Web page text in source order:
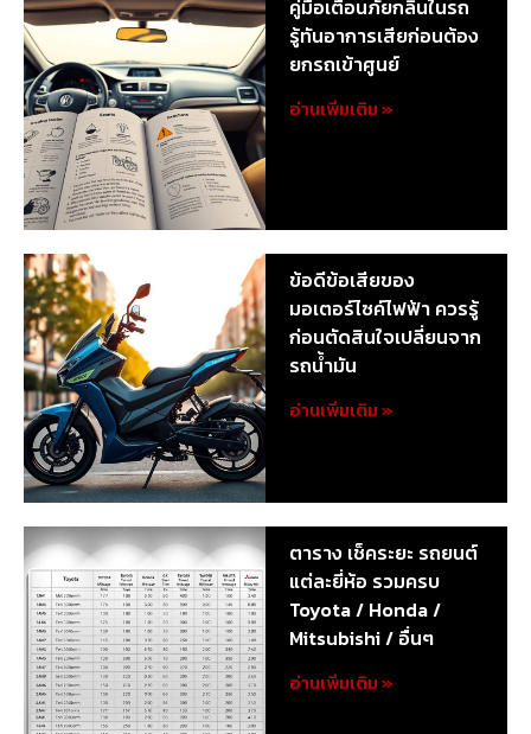
คู่มือเตือนภัยกลิ่นในรถ
รู้ทันอาการเสียก่อนต้อง
ยกรถเข้าศูนย์
อ่านเพิ่มเติม »
ข้อดีข้อเสียของ
มอเตอร์ไซค์ไฟฟ้า ควรรู้
ก่อนตัดสินใจเปลี่ยนจาก
รถน้ำมัน
อ่านเพิ่มเติม »
ตาราง เช็คระยะ รถยนต์
แต่ละยี่ห้อ รวมครบ
Toyota / Honda /
Mitsubishi / อื่นๆ
อ่านเพิ่มเติม »